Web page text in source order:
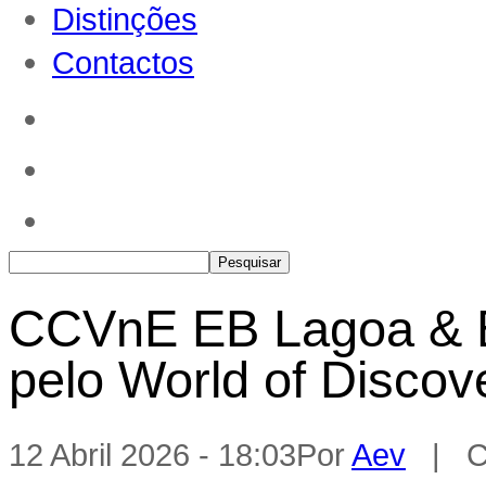
Distinções
Contactos
CCVnE EB Lagoa &
pelo World of
12 Abril 2026 - 18:03PorAev |